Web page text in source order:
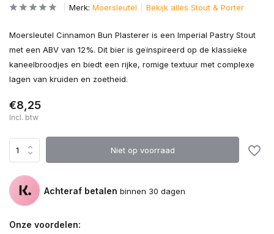
Merk: Moersleutel Bekijk alles Stout & Porter
Moersleutel Cinnamon Bun Plasterer is een Imperial Pastry Stout
met een ABV van 12%. Dit bier is geïnspireerd op de klassieke
kaneelbroodjes en biedt een rijke, romige textuur met complexe
lagen van kruiden en zoetheid.
€8,25
Incl. btw
Niet op voorraad
Achteraf betalen binnen 30 dagen
Onze voordelen: